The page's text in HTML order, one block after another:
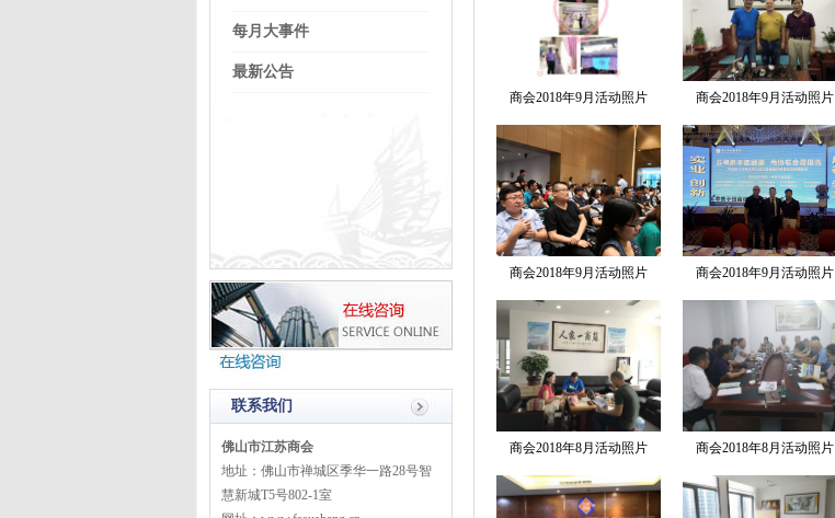
每月大事件
最新公告
联系我们
佛山市江苏商会
地址：佛山市禅城区季华一路28号智
慧新城T5号802-1室
商会2018年9月活动照片 商会2018年9月活动照片
商会2018年9月活动照片 商会2018年9月活动照片
商会2018年8月活动照片 商会2018年8月活动照片